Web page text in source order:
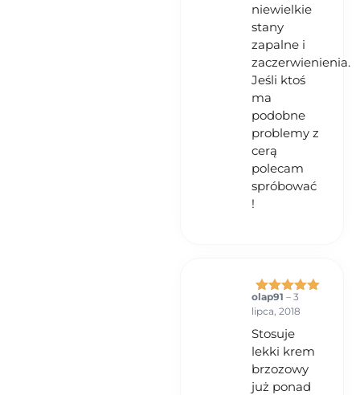
niewielkie
stany
zapalne i
zaczerwienienia.
Jeśli ktoś
ma
podobne
problemy z
cerą
polecam
spróbować
!
Oceniono
na 5
olap91 – 3
lipca, 2018
Stosuje
lekki krem
brzozowy
już ponad